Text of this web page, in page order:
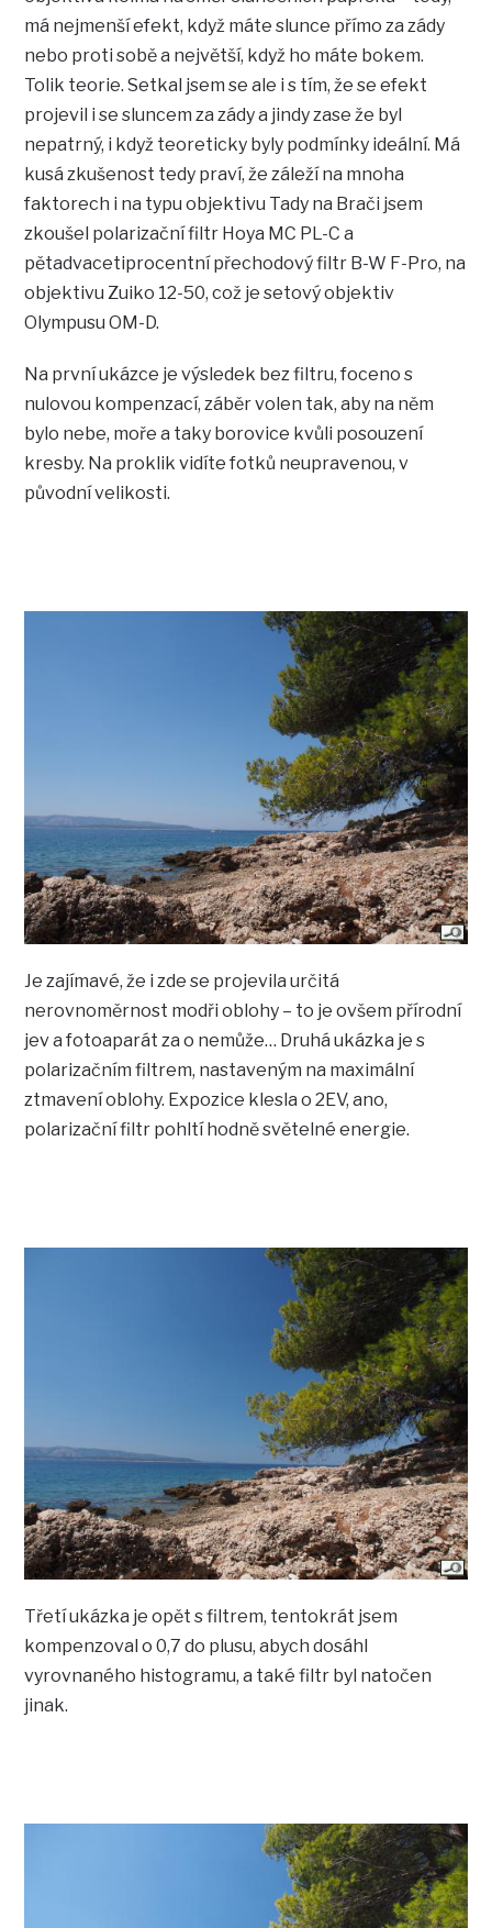
má nejmenší efekt, když máte slunce přímo za zády
nebo proti sobě a největší, když ho máte bokem.
Tolik teorie. Setkal jsem se ale i s tím, že se efekt
projevil i se sluncem za zády a jindy zase že byl
nepatrný, i když teoreticky byly podmínky ideální. Má
kusá zkušenost tedy praví, že záleží na mnoha
faktorech i na typu objektivu Tady na Brači jsem
zkoušel polarizační filtr Hoya MC PL-C a
pětadvacetiprocentní přechodový filtr B-W F-Pro, na
objektivu Zuiko 12-50, což je setový objektiv
Olympusu OM-D.
Na první ukázce je výsledek bez filtru, foceno s
nulovou kompenzací, záběr volen tak, aby na něm
bylo nebe, moře a taky borovice kvůli posouzení
kresby. Na proklik vidíte fotků neupravenou, v
původní velikosti.
Je zajímavé, že i zde se projevila určitá
nerovnoměrnost modři oblohy – to je ovšem přírodní
jev a fotoaparát za o nemůže… Druhá ukázka je s
polarizačním filtrem, nastaveným na maximální
ztmavení oblohy. Expozice klesla o 2EV, ano,
polarizační filtr pohltí hodně světelné energie.
Třetí ukázka je opět s filtrem, tentokrát jsem
kompenzoval o 0,7 do plusu, abych dosáhl
vyrovnaného histogramu, a také filtr byl natočen
jinak.